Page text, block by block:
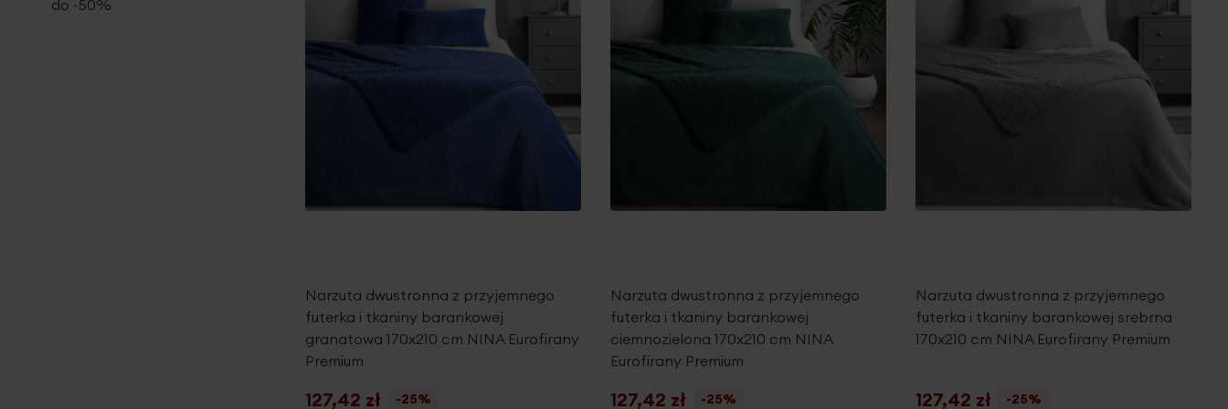
Narzuta dwustronna z przyjemnego
futerka i tkaniny barankowej
granatowa 170x210 cm NINA Eurofirany
Premium
127,42 zł
-25%
Narzuta dwustronna z przyjemnego
futerka i tkaniny barankowej
ciemnozielona 170x210 cm NINA
Eurofirany Premium
127,42 zł
-25%
Narzuta dwustronna z przyjemnego
futerka i tkaniny barankowej srebrna
170x210 cm NINA Eurofirany Premium
127,42 zł
-25%
do -50%